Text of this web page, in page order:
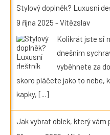
Stylový doplněk? Luxusní
9 října 2025 -Vítězslav
Kolikrát jste si
dnešním
vyběhnete za
skoro pláčete jako to nebe,
kapky, [...]
Jak vybrat oblek, který vám